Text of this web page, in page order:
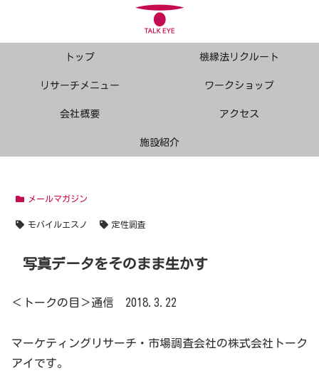
トップ 機縁法リクルート
リサーチメニュー ワークショップ
会社概要 アクセス
施設紹介
メールマガジン
モバイルエスノ 定性調査
写真データをそのまま生かす
＜トークの目＞通信 2018.3.22
マーケティングリサーチ・市場調査会社の株式会社トーク
アイです。